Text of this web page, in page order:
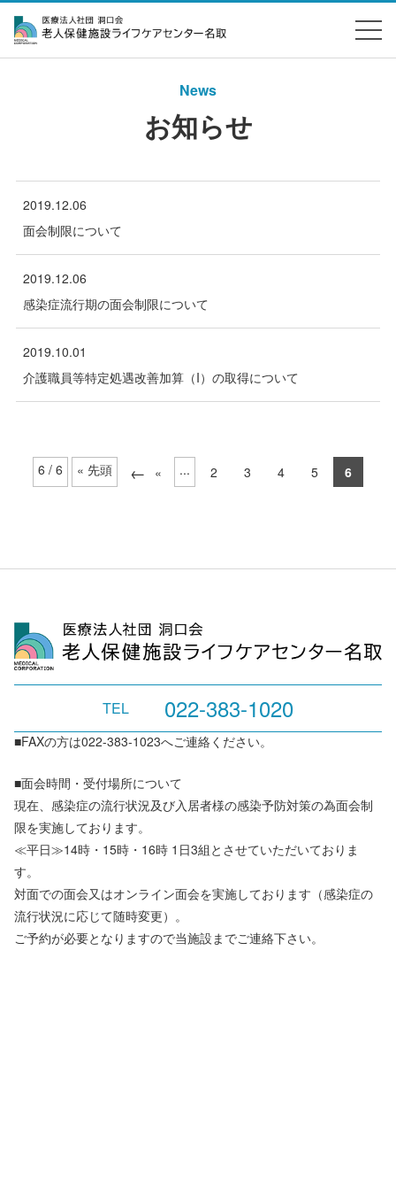
News
お知らせ
2019.12.06
面会制限について
2019.12.06
感染症流行期の面会制限について
2019.10.01
介護職員等特定処遇改善加算（I）の取得について
6 / 6 « 先頭 « ... 2 3 4 5 6
TEL 022-383-1020
■FAXの方は022-383-1023へご連絡ください。
■面会時間・受付場所について
現在、感染症の流行状況及び入居者様の感染予防対策の為面会制
限を実施しております。
≪平日≫14時・15時・16時 1日3組とさせていただいておりま
す。
対面での面会又はオンライン面会を実施しております（感染症の
流行状況に応じて随時変更）。
ご予約が必要となりますので当施設までご連絡下さい。